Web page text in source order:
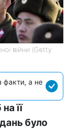
війни (Getty
факти, а не
її
було